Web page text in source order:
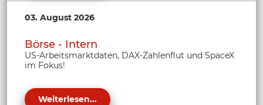
03. August 2026
Börse - Intern
US-Arbeitsmarktdaten, DAX-Zahlenflut und SpaceX
im Fokus!
Weiterlesen...